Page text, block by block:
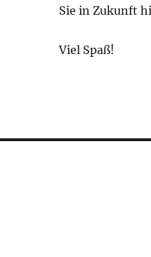
Sie in Zukunft
Viel Spaß!